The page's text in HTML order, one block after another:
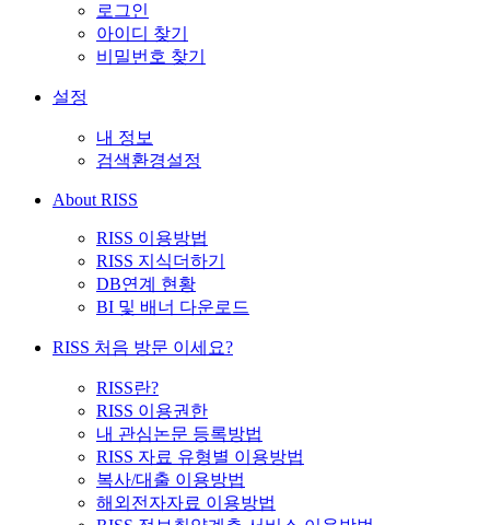
로그인
아이디 찾기
비밀번호 찾기
설정
내 정보
검색환경설정
About RISS
RISS 이용방법
RISS 지식더하기
DB연계 현황
BI 및 배너 다운로드
RISS 처음 방문 이세요?
RISS란?
RISS 이용권한
내 관심논문 등록방법
RISS 자료 유형별 이용방법
복사/대출 이용방법
해외전자자료 이용방법